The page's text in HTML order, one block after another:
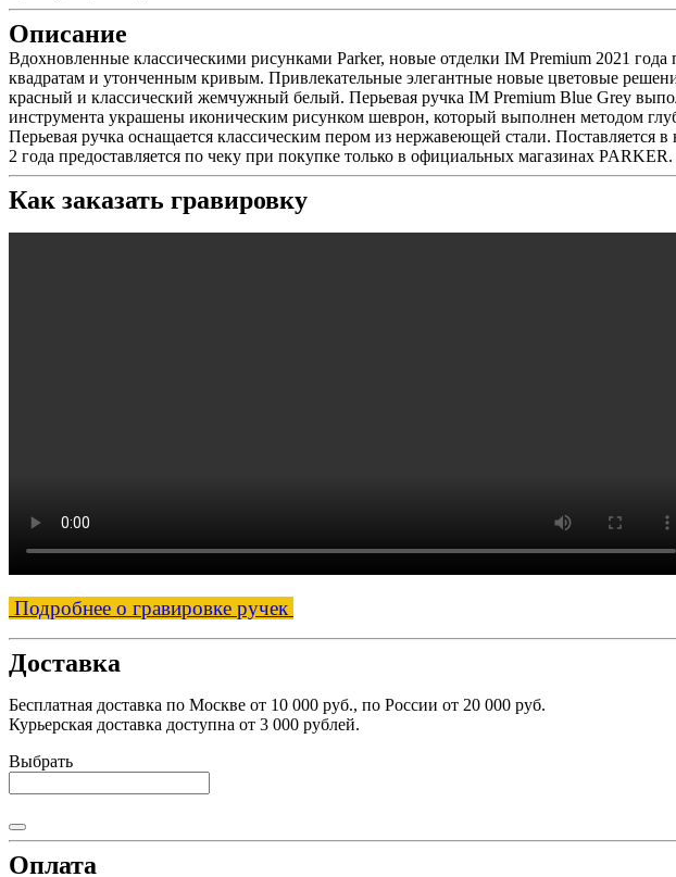
Описание
Вдохновленные классическими рисунками Parker, новые отделки IM Premium 2021
квадратам и утонченным кривым. Привлекательные элегантные новые цветовые
красный и классический жемчужный белый. Перьевая ручка IM Premium Blue Grey
инструмента украшены иконическим рисунком шеврон, который выполнен методом
Перьевая ручка оснащается классическим пером из нержавеющей стали. Поставляется
2 года предоставляется по чеку при покупке только в официальных магазинах PARKER.
Как заказать гравировку
Подробнее о гравировке ручек
Доставка
Бесплатная доставка по Москве от 10 000 руб., по России от 20 000 руб.
Курьерская доставка доступна от 3 000 рублей.
Выбрать
Оплата